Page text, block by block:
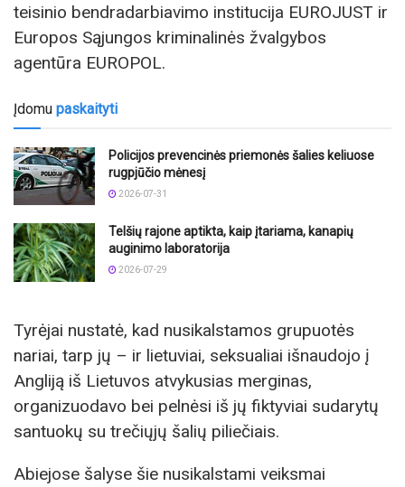
teisinio bendradarbiavimo institucija EUROJUST ir
Europos Sąjungos kriminalinės žvalgybos
agentūra EUROPOL.
Įdomu paskaityti
Policijos prevencinės priemonės šalies keliuose
rugpjūčio mėnesį
2026-07-31
Telšių rajone aptikta, kaip įtariama, kanapių
auginimo laboratorija
2026-07-29
Tyrėjai nustatė, kad nusikalstamos grupuotės
nariai, tarp jų – ir lietuviai, seksualiai išnaudojo į
Angliją iš Lietuvos atvykusias merginas,
organizuodavo bei pelnėsi iš jų fiktyviai sudarytų
santuokų su trečiųjų šalių piliečiais.
Abiejose šalyse šie nusikalstami veiksmai